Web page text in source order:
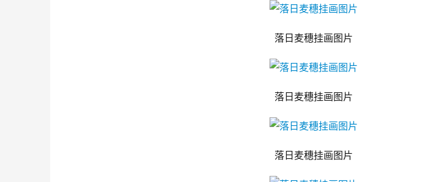
落日麦穗挂画图片
落日麦穗挂画图片
落日麦穗挂画图片